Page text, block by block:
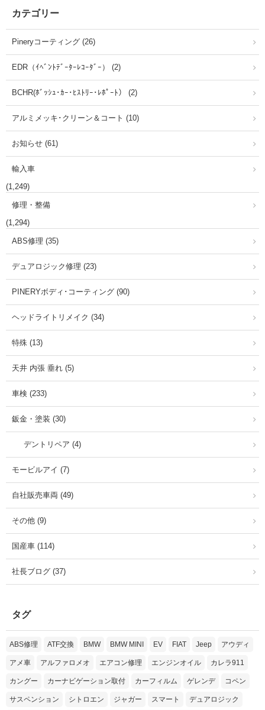
カテゴリー
Pineryコーティング (26)
EDR（ｲﾍﾞﾝﾄﾃﾞｰﾀｰﾚｺｰﾀﾞｰ） (2)
BCHR(ﾎﾞｯｼｭ･ｶｰ･ﾋｽﾄﾘｰ･ﾚﾎﾟｰﾄ） (2)
アルミメッキ･クリーン＆コート (10)
お知らせ (61)
輸入車
(1,249)
修理・整備
(1,294)
ABS修理 (35)
デュアロジック修理 (23)
PINERYボディ･コーティング (90)
ヘッドライトリメイク (34)
特殊 (13)
天井 内張 垂れ (5)
車検 (233)
鈑金・塗装 (30)
デントリペア (4)
モービルアイ (7)
自社販売車両 (49)
その他 (9)
国産車 (114)
社長ブログ (37)
タグ
ABS修理 ATF交換 BMW BMW MINI EV FIAT Jeep アウディ
アメ車 アルファロメオ エアコン修理 エンジンオイル カレラ911
カングー カーナビゲーション取付 カーフィルム ゲレンデ コペン
サスペンション シトロエン ジャガー スマート デュアロジック